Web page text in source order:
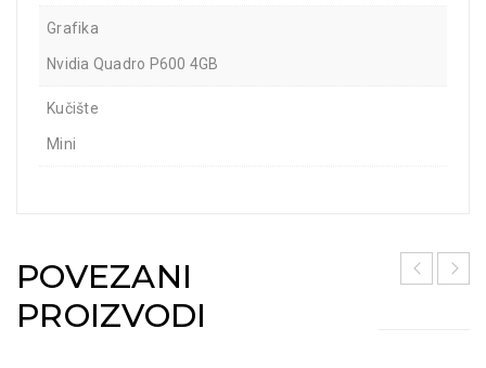
Grafika
Nvidia Quadro P600 4GB
Kučište
Mini
POVEZANI
PROIZVODI